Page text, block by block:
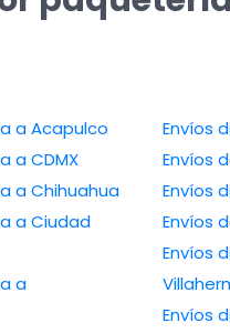
a Acapulco
a CDMX
a Chihuahua
a Ciudad
a
Envíos
Envíos
Envíos
Envíos
Envíos
Envíos